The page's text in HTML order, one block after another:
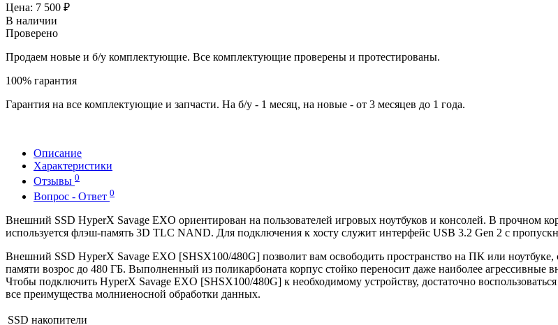
Цена: 7 500 ₽
В наличии
Проверено
Продаем новые и б/у комплектующие. Все комплектующие проверены и протестированы.
100% гарантия
Гарантия на все комплектующие и запчасти. На б/у - 1 месяц, на новые - от 3 месяцев до 1 года.
Описание
Характеристики
Отзывы 0
Вопрос - Ответ 0
Внешний SSD HyperX Savage EXO ориентирован на пользователей игровых ноутбуков и консолей. В прочном
используется флэш-память 3D TLC NAND. Для подключения к хосту служит интерфейс USB 3.2 Gen 2 с
Внешний SSD HyperX Savage EXO [SHSX100/480G] позволит вам освободить пространство на ПК или
памяти возрос до 480 ГБ. Выполненный из поликарбоната корпус стойко переносит даже наиболее агрессивные
Чтобы подключить HyperX Savage EXO [SHSX100/480G] к необходимому устройству, достаточно
все преимущества молниеносной обработки данных.
SSD накопители